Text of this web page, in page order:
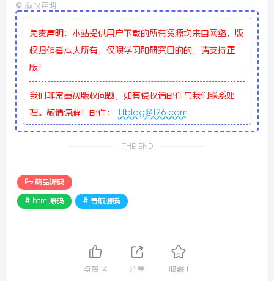
© 版权声明
免责声明：本站提供用户下载的所有资源均来自网络，版
权归作者本人所有，仅限学习和研究目的的，请支持正
版！
我们非常重视版权问题，如有侵权请邮件与我们联系处
理。敬请谅解！邮件： tfblog@126.com
THE END
精品源码
# html源码 # 导航源码
点赞 14 分享 收藏